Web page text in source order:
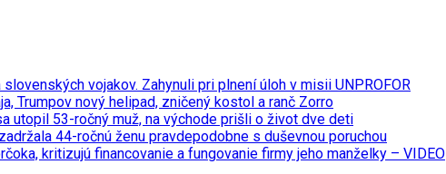
vojakov. Zahynuli pri plnení úloh v misii UNPROFOR
Trumpov nový helipad, zničený kostol a ranč Zorro
utopil 53-ročný muž, na východe prišli o život dve deti
44-ročnú ženu pravdepodobne s duševnou poruchou
kritizujú financovanie a fungovanie firmy jeho manželky – VIDEO